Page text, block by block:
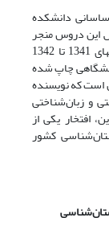
ساسانی دانشکده
این دروس منجر
در سالهای 1341 تا 1342
چاپ شده
است که نویسنده
و زبان‌شناختی
افتخار یکی از
کشور